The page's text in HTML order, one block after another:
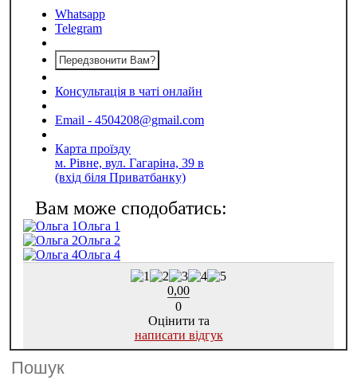
Whatsapp
Telegram
Передзвонити Вам?
Консультація в чаті онлайн
Email - 4504208@gmail.com
Карта проїзду
м. Рівне, вул. Гагаріна, 39 в
(вхід біля Приватбанку)
Ольга 1
Ольга 2
Ольга 4
0,00
0
Оцінити та
написати відгук